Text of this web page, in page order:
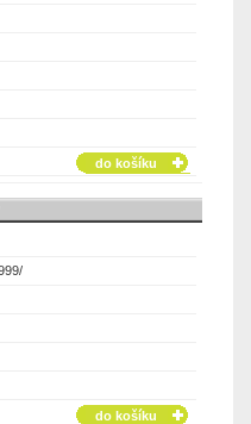
do košíku
do košíku